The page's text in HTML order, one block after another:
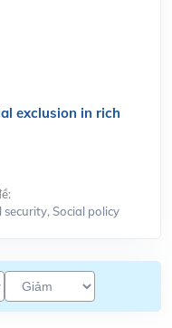
exclusion in rich
security, Social policy